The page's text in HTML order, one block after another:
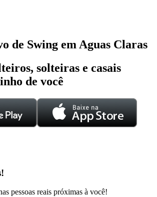
de Swing em Aguas Claras
solteiras e casais
de você
pessoas reais próximas à você!